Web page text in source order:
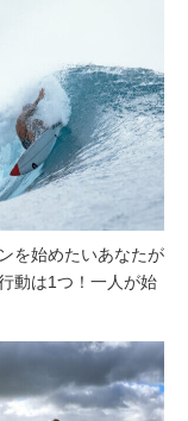
を始めたいあなたが
動は1つ！一人が始